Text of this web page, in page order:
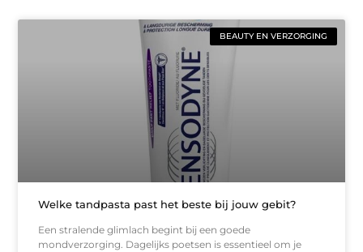
BEAUTY EN VERZORGING
Welke tandpasta past het beste bij jouw gebit?
Een stralende glimlach begint bij een goede
mondverzorging. Dagelijks poetsen is essentieel om je